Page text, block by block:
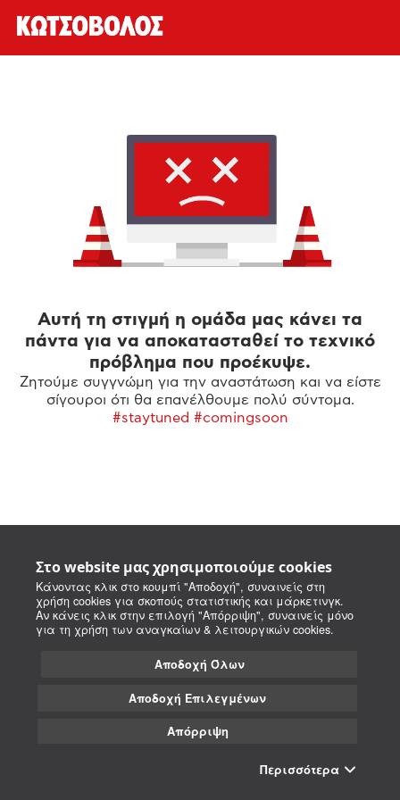
Στο website μας χρησιμοποιούμε cookies
Κάνοντας κλικ στο κουμπί "Αποδοχή", συναινείς στη
χρήση cookies για σκοπούς στατιστικής και μάρκετινγκ.
Αν κάνεις κλικ στην επιλογή "Απόρριψη", συναινείς μόνο
για τη χρήση των αναγκαίων & λειτουργικών cookies.
Αποδοχή Όλων
Αποδοχή Επιλεγμένων
Απόρριψη
Περισσότερα
Αυτή τη στιγμή η ομάδα μας κάνει τα
πάντα για να αποκατασταθεί το τεχνικό
πρόβλημα που προέκυψε.
Ζητούμε συγγνώμη για την αναστάτωση και να είστε
σίγουροι ότι θα επανέλθουμε πολύ σύντομα.
#staytuned #comingsoon